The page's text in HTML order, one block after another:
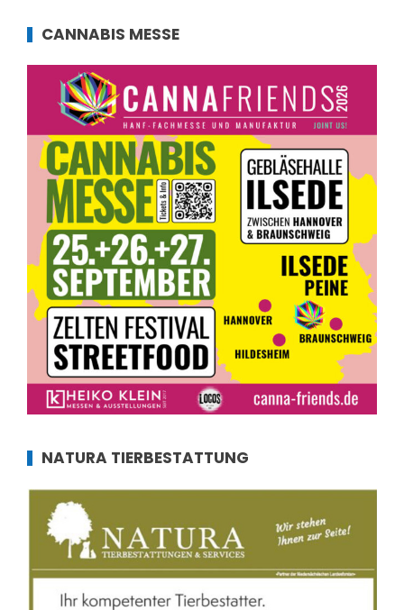
CANNABIS MESSE
NATURA TIERBESTATTUNG